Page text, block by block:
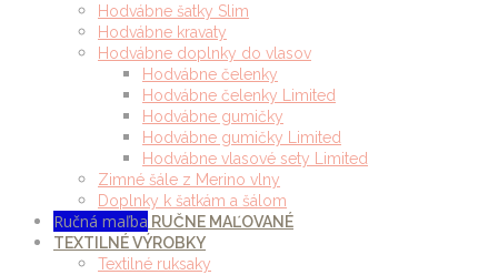
Hodvábne šatky Slim
Hodvábne kravaty
Hodvábne doplnky do vlasov
Hodvábne čelenky
Hodvábne čelenky Limited
Hodvábne gumičky
Hodvábne gumičky Limited
Hodvábne vlasové sety Limited
Zimné šále z Merino vlny
Doplnky k šatkám a šálom
Ručná maľba RUČNE MAĽOVANÉ
TEXTILNÉ VÝROBKY
Textilné ruksaky